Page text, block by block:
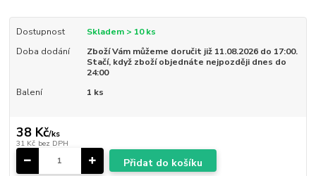
Dostupnost
Skladem > 10 ks
Doba dodání
Zboží Vám můžeme doručit již 11.08.2026 do 17:00.
Stačí, když zboží objednáte nejpozději dnes do
24:00
Balení
1 ks
38 Kč/ks
31 Kč bez DPH
Přidat do košíku